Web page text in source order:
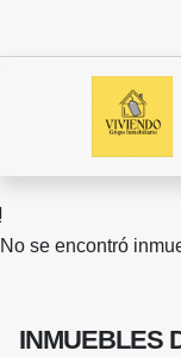
No se encontró
INMUEBLES